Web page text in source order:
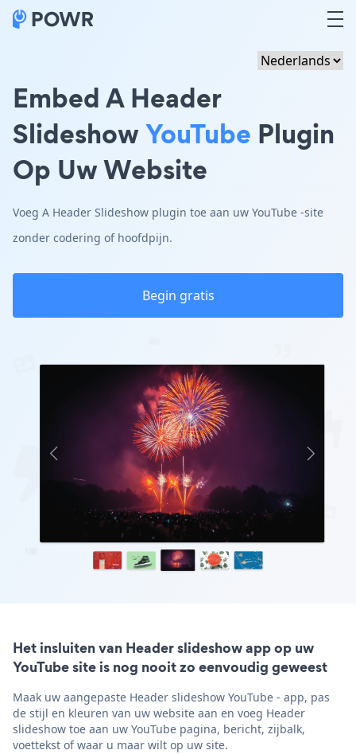
Embed A Header
SlideshowYouTube Plugin
Op Uw Website
Voeg A Header Slideshow plugin toe aan uw YouTube -site
zonder codering of hoofdpijn.
Begin gratis
Het insluiten van Header slideshow app op uw
YouTube site is nog nooit zo eenvoudig geweest
Maak uw aangepaste Header slideshow YouTube - app, pas
de stijl en kleuren van uw website aan en voeg Header
slideshow toe aan uw YouTube pagina, bericht, zijbalk,
voettekst of waar u maar wilt op uw site.